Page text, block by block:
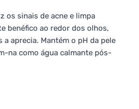
os sinais de acne e limpa
benéfico ao redor dos olhos,
aprecia. Mantém o pH da pele
na como água calmante pós-